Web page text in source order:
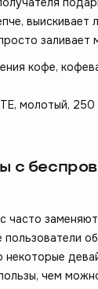
выискивает
заливает
кофе,
молотый,
с
часто
пользователи
чем